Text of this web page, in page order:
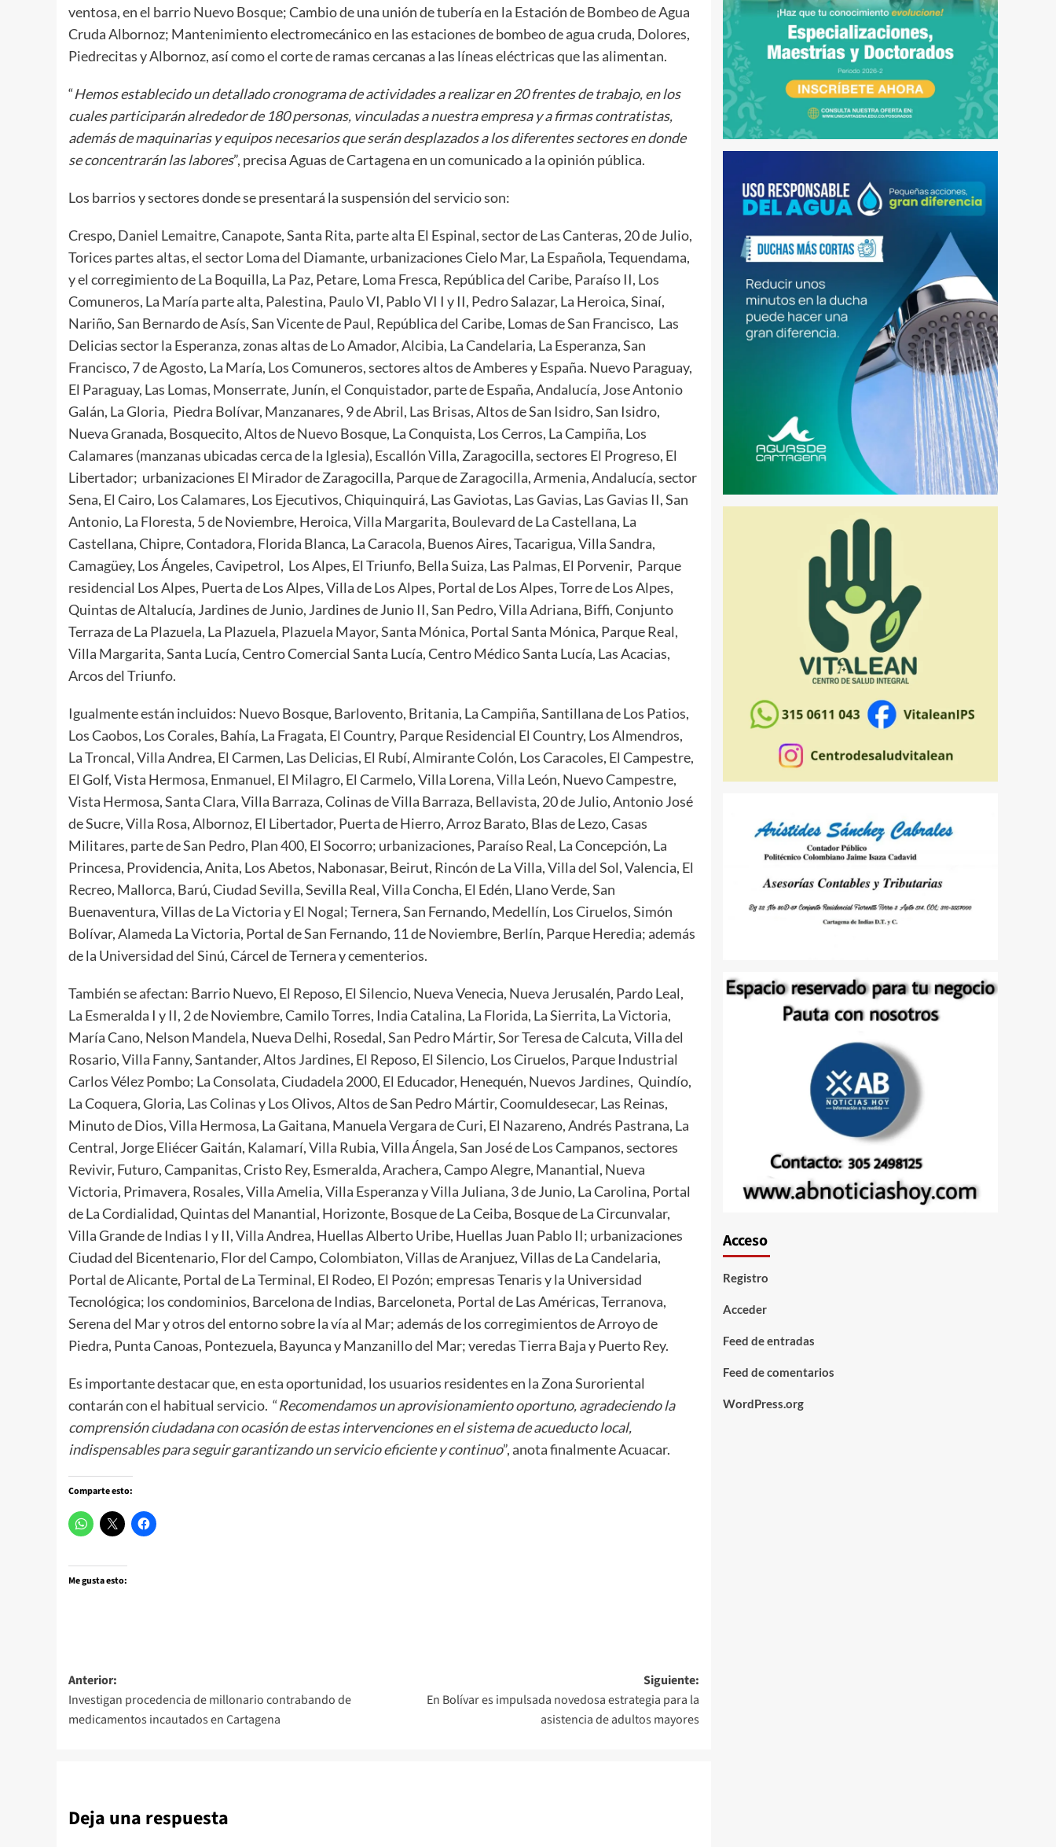
ventosa, en el barrio Nuevo Bosque; Cambio de una unión de tubería en la Estación de Bombeo de Agua
Cruda Albornoz; Mantenimiento electromecánico en las estaciones de bombeo de agua cruda, Dolores,
Piedrecitas y Albornoz, así como el corte de ramas cercanas a las líneas eléctricas que las alimentan.
“Hemos establecido un detallado cronograma de actividades a realizar en 20 frentes de trabajo, en los
cuales participarán alrededor de 180 personas, vinculadas a nuestra empresa y a firmas contratistas,
además de maquinarias y equipos necesarios que serán desplazados a los diferentes sectores en donde
se concentrarán las labores”, precisa Aguas de Cartagena en un comunicado a la opinión pública.
Los barrios y sectores donde se presentará la suspensión del servicio son:
Crespo, Daniel Lemaitre, Canapote, Santa Rita, parte alta El Espinal, sector de Las Canteras, 20 de Julio,
Torices partes altas, el sector Loma del Diamante, urbanizaciones Cielo Mar, La Española, Tequendama,
y el corregimiento de La Boquilla, La Paz, Petare, Loma Fresca, República del Caribe, Paraíso II, Los
Comuneros, La María parte alta, Palestina, Paulo VI, Pablo VI I y II, Pedro Salazar, La Heroica, Sinaí,
Nariño, San Bernardo de Asís, San Vicente de Paul, República del Caribe, Lomas de San Francisco, Las
Delicias sector la Esperanza, zonas altas de Lo Amador, Alcibia, La Candelaria, La Esperanza, San
Francisco, 7 de Agosto, La María, Los Comuneros, sectores altos de Amberes y España. Nuevo Paraguay,
El Paraguay, Las Lomas, Monserrate, Junín, el Conquistador, parte de España, Andalucía, Jose Antonio
Galán, La Gloria, Piedra Bolívar, Manzanares, 9 de Abril, Las Brisas, Altos de San Isidro, San Isidro,
Nueva Granada, Bosquecito, Altos de Nuevo Bosque, La Conquista, Los Cerros, La Campiña, Los
Calamares (manzanas ubicadas cerca de la Iglesia), Escallón Villa, Zaragocilla, sectores El Progreso, El
Libertador; urbanizaciones El Mirador de Zaragocilla, Parque de Zaragocilla, Armenia, Andalucía, sector
Sena, El Cairo, Los Calamares, Los Ejecutivos, Chiquinquirá, Las Gaviotas, Las Gavias, Las Gavias II, San
Antonio, La Floresta, 5 de Noviembre, Heroica, Villa Margarita, Boulevard de La Castellana, La
Castellana, Chipre, Contadora, Florida Blanca, La Caracola, Buenos Aires, Tacarigua, Villa Sandra,
Camagüey, Los Ángeles, Cavipetrol, Los Alpes, El Triunfo, Bella Suiza, Las Palmas, El Porvenir, Parque
residencial Los Alpes, Puerta de Los Alpes, Villa de Los Alpes, Portal de Los Alpes, Torre de Los Alpes,
Quintas de Altalucía, Jardines de Junio, Jardines de Junio II, San Pedro, Villa Adriana, Biffi, Conjunto
Terraza de La Plazuela, La Plazuela, Plazuela Mayor, Santa Mónica, Portal Santa Mónica, Parque Real,
Villa Margarita, Santa Lucía, Centro Comercial Santa Lucía, Centro Médico Santa Lucía, Las Acacias,
Arcos del Triunfo.
Igualmente están incluidos: Nuevo Bosque, Barlovento, Britania, La Campiña, Santillana de Los Patios,
Los Caobos, Los Corales, Bahía, La Fragata, El Country, Parque Residencial El Country, Los Almendros,
La Troncal, Villa Andrea, El Carmen, Las Delicias, El Rubí, Almirante Colón, Los Caracoles, El Campestre,
El Golf, Vista Hermosa, Enmanuel, El Milagro, El Carmelo, Villa Lorena, Villa León, Nuevo Campestre,
Vista Hermosa, Santa Clara, Villa Barraza, Colinas de Villa Barraza, Bellavista, 20 de Julio, Antonio José
de Sucre, Villa Rosa, Albornoz, El Libertador, Puerta de Hierro, Arroz Barato, Blas de Lezo, Casas
Militares, parte de San Pedro, Plan 400, El Socorro; urbanizaciones, Paraíso Real, La Concepción, La
Princesa, Providencia, Anita, Los Abetos, Nabonasar, Beirut, Rincón de La Villa, Villa del Sol, Valencia, El
Recreo, Mallorca, Barú, Ciudad Sevilla, Sevilla Real, Villa Concha, El Edén, Llano Verde, San
Buenaventura, Villas de La Victoria y El Nogal; Ternera, San Fernando, Medellín, Los Ciruelos, Simón
Bolívar, Alameda La Victoria, Portal de San Fernando, 11 de Noviembre, Berlín, Parque Heredia; además
de la Universidad del Sinú, Cárcel de Ternera y cementerios.
También se afectan: Barrio Nuevo, El Reposo, El Silencio, Nueva Venecia, Nueva Jerusalén, Pardo Leal,
La Esmeralda I y II, 2 de Noviembre, Camilo Torres, India Catalina, La Florida, La Sierrita, La Victoria,
María Cano, Nelson Mandela, Nueva Delhi, Rosedal, San Pedro Mártir, Sor Teresa de Calcuta, Villa del
Rosario, Villa Fanny, Santander, Altos Jardines, El Reposo, El Silencio, Los Ciruelos, Parque Industrial
Carlos Vélez Pombo; La Consolata, Ciudadela 2000, El Educador, Henequén, Nuevos Jardines, Quindío,
La Coquera, Gloria, Las Colinas y Los Olivos, Altos de San Pedro Mártir, Coomuldesecar, Las Reinas,
Minuto de Dios, Villa Hermosa, La Gaitana, Manuela Vergara de Curi, El Nazareno, Andrés Pastrana, La
Central, Jorge Eliécer Gaitán, Kalamarí, Villa Rubia, Villa Ángela, San José de Los Campanos, sectores
Revivir, Futuro, Campanitas, Cristo Rey, Esmeralda, Arachera, Campo Alegre, Manantial, Nueva
Victoria, Primavera, Rosales, Villa Amelia, Villa Esperanza y Villa Juliana, 3 de Junio, La Carolina, Portal
de La Cordialidad, Quintas del Manantial, Horizonte, Bosque de La Ceiba, Bosque de La Circunvalar,
Villa Grande de Indias I y II, Villa Andrea, Huellas Alberto Uribe, Huellas Juan Pablo II; urbanizaciones
Ciudad del Bicentenario, Flor del Campo, Colombiaton, Villas de Aranjuez, Villas de La Candelaria,
Portal de Alicante, Portal de La Terminal, El Rodeo, El Pozón; empresas Tenaris y la Universidad
Tecnológica; los condominios, Barcelona de Indias, Barceloneta, Portal de Las Américas, Terranova,
Serena del Mar y otros del entorno sobre la vía al Mar; además de los corregimientos de Arroyo de
Piedra, Punta Canoas, Pontezuela, Bayunca y Manzanillo del Mar; veredas Tierra Baja y Puerto Rey.
Es importante destacar que, en esta oportunidad, los usuarios residentes en la Zona Suroriental
contarán con el habitual servicio. “Recomendamos un aprovisionamiento oportuno, agradeciendo la
comprensión ciudadana con ocasión de estas intervenciones en el sistema de acueducto local,
indispensables para seguir garantizando un servicio eficiente y continuo”, anota finalmente Acuacar.
Comparte esto:
Me gusta esto:
Navegación
de
entradas
Anterior:
Investigan procedencia de millonario contrabando de
medicamentos incautados en Cartagena
Siguiente:
En Bolívar es impulsada novedosa estrategia para la
asistencia de adultos mayores
Deja una respuesta
Acceso
Registro
Acceder
Feed de entradas
Feed de comentarios
WordPress.org